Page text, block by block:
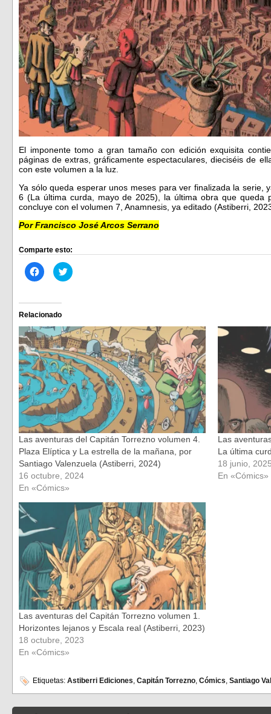
El imponente tomo a gran tamaño con edición exquisita
páginas de extras, gráficamente espectaculares, dieciséis de
con este volumen a la luz.
Ya sólo queda esperar unos meses para ver finalizada la serie,
6 (La última curda, mayo de 2025), la última obra que queda
concluye con el volumen 7, Anamnesis, ya editado (Astiberri,
Por Francisco José Arcos Serrano
Comparte esto:
Haz
clic
Facebook
(Se
abre
en
una
ventana
nueva)
Haz
clic
en
una
ventana
nueva)
Relacionado
Las aventuras del Capitán Torrezno volumen 4.
Plaza Elíptica y La estrella de la mañana, por
Santiago Valenzuela (Astiberri, 2024)
16 octubre, 2024
En «Cómics»
Las
La última
18 junio,
En «Cómics»
Las aventuras del Capitán Torrezno volumen 1.
Horizontes lejanos y Escala real (Astiberri, 2023)
18 octubre, 2023
En «Cómics»
Etiquetas: Astiberri Ediciones, Capitán Torrezno, Cómics, Santiago